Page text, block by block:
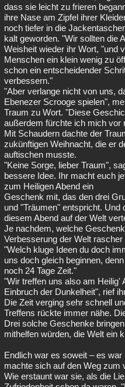
dass sie leicht zu frieren
ihre Nase am Zipfel ihrer
noch tiefer in die
kalt geworden. "Wir sollten die
Weisheit wieder ihr Wort, "und
Menschen ein klein wenig zu
schon ein entscheidender
verbessern."
"Aber verlange nicht von uns,
Ebenezer Scrooge spielen",
Traum zu Wort. "Diese
außerdem fürchte ich mich vor
Mit Schaudern dachte der
zukünftigen Weihnacht, die er
auftischen musste.
"Keine Sorge, lieber Traum",
bessere Idee. Ihr macht euch
zum Heiligen Abend ein
Geschenk mit, das den drei
und "Träumen" entspricht.
diesem Abend auf der Welt
Je nachdem, welche
Verbesserung der Welt
"Welch kluge Ideen du doch
uns doch gleich beginnen,
noch 24 Tage Zeit."
"Wir treffen uns also am Heilig'
Einbruch der Dunkelheit", rief
Die Zeit verging sehr schnell
Treffens rückte immer nähe.
Drei solche Geschenke
mithelfen würden, die Welt ein
Endlich war es soweit – es
machte sich auf den Weg zum
Wie erstaunt war sie, als die